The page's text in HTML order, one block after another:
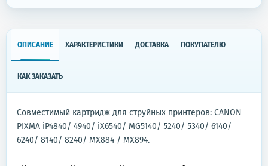
ОПИСАНИЕ ХАРАКТЕРИСТИКИ ДОСТАВКА ПОКУПАТЕЛЮ
КАК ЗАКАЗАТЬ
Совместимый картридж для струйных принтеров: CANON
PIXMA iP4840/ 4940/ iX6540/ MG5140/ 5240/ 5340/ 6140/
6240/ 8140/ 8240/ MX884 / MX894.